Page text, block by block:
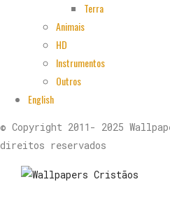
Terra
Animais
HD
Instrumentos
Outros
English
© Copyright 2011- 2025
direitos reservados